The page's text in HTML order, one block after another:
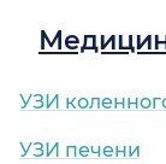
УЗИ
УЗИ печени